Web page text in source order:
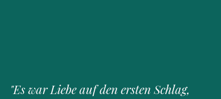
"Es war Liebe auf den ersten Schlag,